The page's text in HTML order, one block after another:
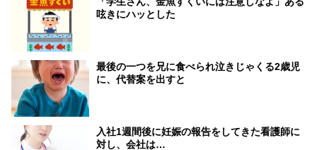
呟きにハッとした
最後の一つを兄に食べられ泣きじゃくる2歳児
に、代替案を出すと
入社1週間後に妊娠の報告をしてきた看護師に
対し、会社は…